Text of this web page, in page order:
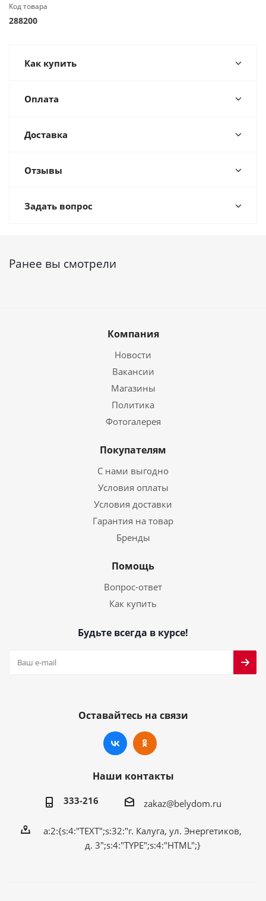
Код товара
288200
Как купить
Оплата
Доставка
Отзывы
Задать вопрос
Ранее вы смотрели
Компания
Новости
Вакансии
Магазины
Политика
Фотогалерея
Покупателям
С нами выгодно
Условия оплаты
Условия доставки
Гарантия на товар
Бренды
Помощь
Вопрос-ответ
Как купить
Будьте всегда в курсе!
Оставайтесь на связи
Наши контакты
333-216 zakaz@belydom.ru
a:2:{s:4:"TEXT";s:32:"г. Калуга, ул. Энергетиков,
д. 3";s:4:"TYPE";s:4:"HTML";}